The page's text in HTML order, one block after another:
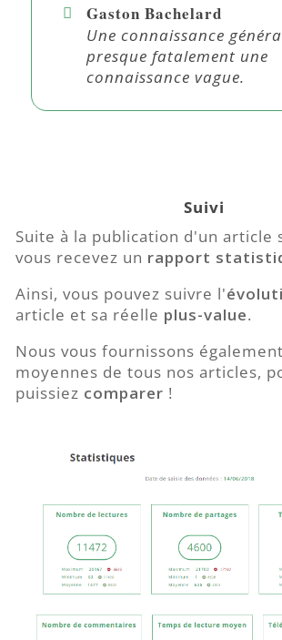
Gaston Bachelard
Une connaissance
presque fatalement une
connaissance vague.
Suivi
Suite à la publication d'un article
vous recevez un rapport
Ainsi, vous pouvez suivre l'
article et sa réelle plus-value.
Nous vous fournissons
moyennes de tous nos articles,
puissiez comparer !